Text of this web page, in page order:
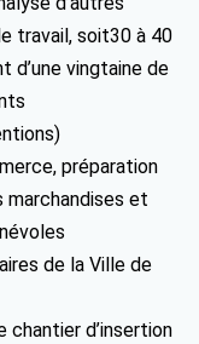
travail, soit30 à 40
d’une vingtaine de
préparation
marchandises et
de la Ville de
chantier d’insertion